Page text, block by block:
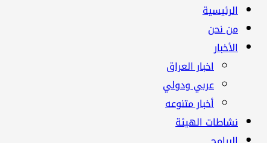
القائمة
الرئيسية
الرئيسية
من نحن
الأخبار
اخبار العراق
عربي ودولي
أخبار متنوعه
نشاطات الهيئة